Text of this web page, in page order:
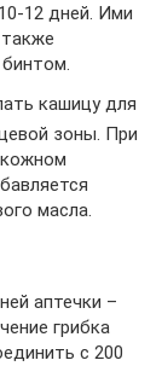
12 дней. Ими
кашицу для
зоны. При
масла.
аптечки –
грибка
с 200